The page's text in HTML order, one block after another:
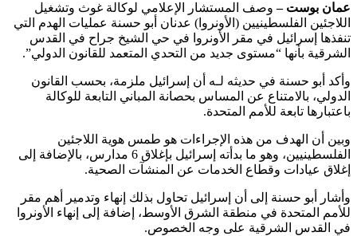
عمان بوست – وصف المستشار الإعلامي لوكالة غوث وتشغيل
اللاجئين الفلسطينيين (الأونروا) عدنان أبو حسنة عمليات الهدم التي
تنفذها إسرائيل في مقر الأونروا في حي الشيخ جراح في القدس
الشرقية بأنها “مستوى جديد من التحدي المتعمد للقانون الدولي”.
وأكد أبو حسنة في حديثه لـه أن إسرائيل ملزمة، بحسب القانون
الدولي، بالامتناع عن المساس بحصانة المباني التابعة للوكالة
باعتبارها تابعة للأمم المتحدة.
وبين أن الهدف من هذه الإجراءات هو طمس هوية اللاجئين
الفلسطينيين، وهو ما بدأته إسرائيل بإغلاق 6 مدارس، بالإضافة إلى
إغلاق عيادات وقطاع الخدمات عن المنشآت الصحية.
وأشار أبو حسنة إلى أن إسرائيل تحاول بذلك إنهاء وتدمير أهم مقر
للأمم المتحدة في منطقة الشرق الأوسط، إضافة إلى إنهاء الأونروا
في القدس الشرقية على وجه الخصوص.